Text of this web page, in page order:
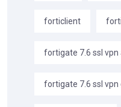
forticlient
fortigate 7.6 ssl vpn
fortigate 7.6 ssl